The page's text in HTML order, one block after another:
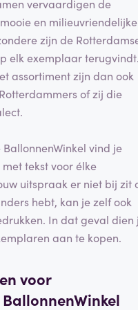
vervaardigen de
en milieuvriendelijke
zijn de
elk exemplaar terugvindt.
assortiment zijn dan ook
of zij die
vind je
tekst voor élke
uitspraak er niet bij zit
hebt, kan je zelf ook
In dat geval dien
aan te kopen.
voor